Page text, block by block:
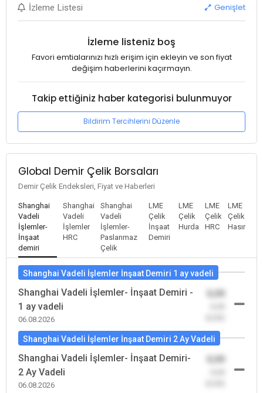
İzleme Listesi Genişlet
İzleme listeniz boş
Favori emtialarınızı hızlı erişim için ekleyin ve son fiyat
değişim haberlerini kaçırmayın.
Takip ettiğiniz haber kategorisi bulunmuyor
Bildirim Tercihlerini Düzenle
Global Demir Çelik Borsaları
Demir Çelik Endeksleri, Fiyat ve Haberleri
Shanghai
Vadeli
İşlemler-
İnşaat
demiri
Shanghai
Vadeli
İşlemler
HRC
Shanghai
Vadeli
İşlemler-
Paslanmaz
Çelik
LME
Çelik
İnşaat
Demiri
LME
Çelik
Hurda
LME
Çelik
HRC
LME
Çelik
Hasır
Shanghai Vadeli İşlemler İnşaat Demiri 1 ay vadeli
Shanghai Vadeli İşlemler- İnşaat Demiri -
1 ay vadeli
06.08.2026
Shanghai Vadeli İşlemler İnşaat Demiri 2 Ay Vadeli
Shanghai Vadeli İşlemler- İnşaat Demiri-
2 Ay Vadeli
06.08.2026